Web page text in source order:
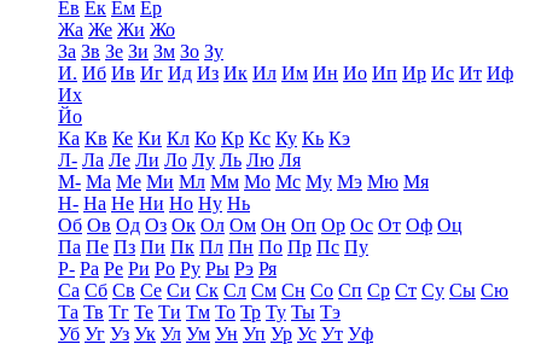
Ев Ек Ем Ер
Жа Же Жи Жо
За Зв Зе Зи Зм Зо Зу
И. Иб Ив Иг Ид Из Ик Ил Им Ин Ио Ип Ир Ис Ит Иф
Их
Йо
Ка Кв Ке Ки Кл Ко Кр Кс Ку Кь Кэ
Л- Ла Ле Ли Ло Лу Ль Лю Ля
М- Ма Ме Ми Мл Мм Мо Мс Му Мэ Мю Мя
Н- На Не Ни Но Ну Нь
Об Ов Од Оз Ок Ол Ом Он Оп Ор Ос От Оф Оц
Па Пе Пз Пи Пк Пл Пн По Пр Пс Пу
Р- Ра Ре Ри Ро Ру Ры Рэ Ря
Са Сб Св Се Си Ск Сл См Сн Со Сп Ср Ст Су Сы Сю
Та Тв Тг Те Ти Тм То Тр Ту Ты Тэ
Уб Уг Уз Ук Ул Ум Ун Уп Ур Ус Ут Уф